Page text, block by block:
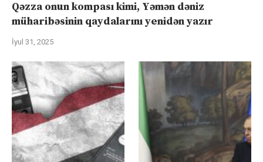
Qəzza onun kompası kimi, Yəmən dəniz
müharibəsinin qaydalarını yenidən yazır
İyul 31, 2025